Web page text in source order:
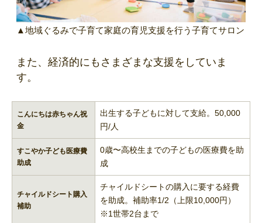
▲地域ぐるみで子育て家庭の育児支援を行う子育てサロン
また、経済的にもさまざまな支援をしていま
す。
こんにちは赤ちゃん祝
金
出生する子どもに対して支給。50,000
円/人
すこやか子ども医療費
助成
0歳〜高校生までの子どもの医療費を助
成
チャイルドシート購入
補助
チャイルドシートの購入に要する経費
を助成。補助率1/2（上限10,000円）
※1世帯2台まで